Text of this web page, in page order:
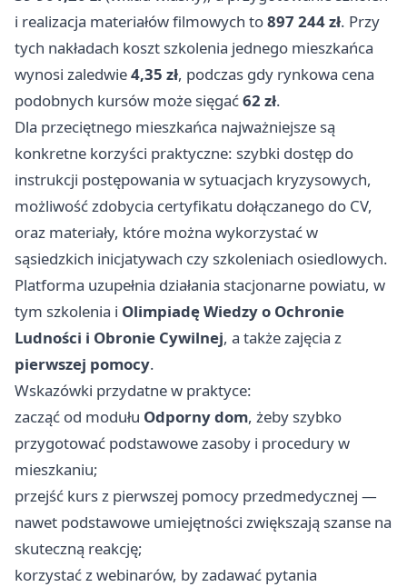
i realizacja materiałów filmowych to897 244 zł. Przy
tych nakładach koszt szkolenia jednego mieszkańca
wynosi zaledwie4,35 zł, podczas gdy rynkowa cena
podobnych kursów może sięgać62 zł.
Dla przeciętnego mieszkańca najważniejsze są
konkretne korzyści praktyczne: szybki dostęp do
instrukcji postępowania w sytuacjach kryzysowych,
możliwość zdobycia certyfikatu dołączanego do CV,
oraz materiały, które można wykorzystać w
sąsiedzkich inicjatywach czy szkoleniach osiedlowych.
Platforma uzupełnia działania stacjonarne powiatu, w
tym szkolenia i Olimpiadę Wiedzy o Ochronie
Ludności i Obronie Cywilnej, a także zajęcia z
pierwszej pomocy.
Wskazówki przydatne w praktyce:
zacząć od modułu Odporny dom, żeby szybko
przygotować podstawowe zasoby i procedury w
mieszkaniu;
przejść kurs z pierwszej pomocy przedmedycznej —
nawet podstawowe umiejętności zwiększają szanse na
skuteczną reakcję;
korzystać z webinarów, by zadawać pytania